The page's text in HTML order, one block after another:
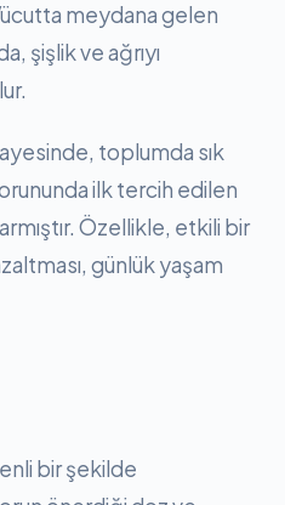
meydana gelen
şişlik ve ağrıyı
toplumda sık
ilk tercih edilen
Özellikle, etkili bir
günlük yaşam
bir şekilde